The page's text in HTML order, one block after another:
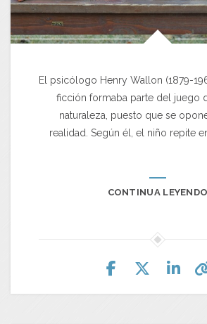
El psicólogo Henry Wallon (1879-
ficción formaba parte del juego
naturaleza, puesto que se
realidad. Según él, el niño repite
CONTINUA LEYENDO